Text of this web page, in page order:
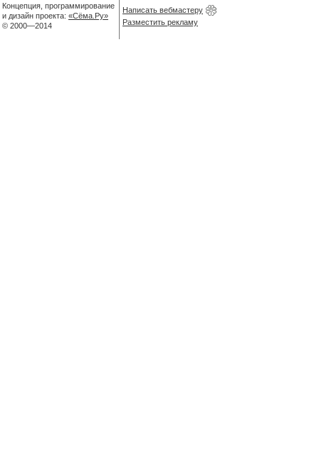
Концепция, программирование
и дизайн проекта: «Сёма.Ру»
© 2000—2014
Написать вебмастеру
Разместить рекламу